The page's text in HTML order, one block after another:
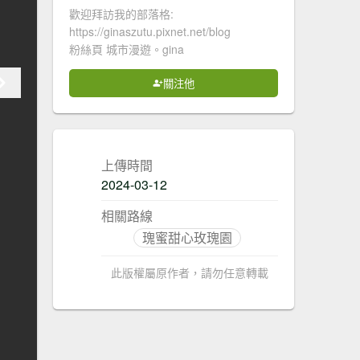
歡迎拜訪我的部落格:
https://ginaszutu.pixnet.net/blog
粉絲頁 城市漫遊。gina
關注他
上傳時間
2024-03-12
相關路線
瑰蜜甜心玫瑰園
此版權屬原作者，請勿任意轉載